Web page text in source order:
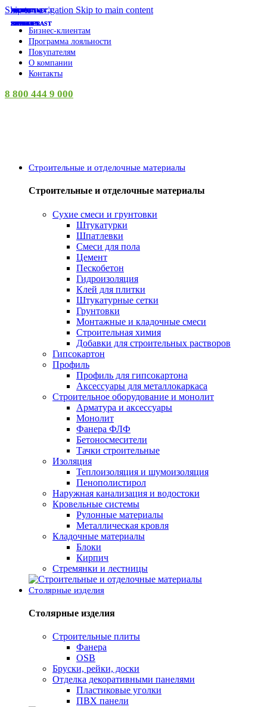
Skip to navigation Skip to main content
Бизнес-клиентам
Программа лояльности
Покупателям
О компании
Контакты
8 800 444 9 000
Строительные и отделочные материалы
Строительные и отделочные материалы
Сухие смеси и грунтовки
Штукатурки
Шпатлевки
Смеси для пола
Цемент
Пескобетон
Гидроизоляция
Клей для плитки
Штукатурные сетки
Грунтовки
Монтажные и кладочные смеси
Строительная химия
Добавки для строительных растворов
Гипсокартон
Профиль
Профиль для гипсокартона
Аксессуары для металлокаркаса
Строительное оборудование и монолит
Арматура и аксессуары
Монолит
Фанера ФЛФ
Бетоносмесители
Тачки строительные
Изоляция
Теплоизоляция и шумоизоляция
Пенополистирол
Наружная канализация и водостоки
Кровельные системы
Рулонные материалы
Металлическая кровля
Кладочные материалы
Блоки
Кирпич
Стремянки и лестницы
Столярные изделия
Столярные изделия
Строительные плиты
Фанера
OSB
Бруски, рейки, доски
Отделка декоративными панелями
Пластиковые уголки
ПВХ панели
СУПЕР-ЦЕНА
LADECOR
СУПЕР-ЦЕНА
INGREEN
СУПЕР-ЦЕНА
INGREEN
СУПЕР-ЦЕНА
INGREEN
СУПЕР-ЦЕНА
INGREEN
СУПЕР-ЦЕНА
VETTA
СУПЕР-ЦЕНА
ЛУГА
СУПЕР-ЦЕНА
SPARK PLAST
СУПЕР-ЦЕНА
SPARK PLAST
СУПЕР-ЦЕНА
SPARK PLAST
СУПЕР-ЦЕНА
AZARIO
СУПЕР-ЦЕНА
НАКРЕПКО
ISVET
ISVET
ISVET
ISVET
ISVET
ISVET
ISVET
PROCONNECT
АНИ ПЛАСТ
КУРС
EKF